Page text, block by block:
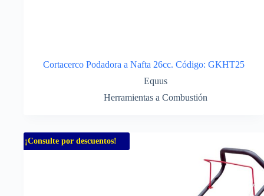
Cortacerco Podadora a Nafta 26cc. Código: GKHT25
Equus
Herramientas a Combustión
¡Consulte por descuentos!